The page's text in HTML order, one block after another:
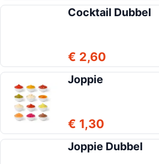
Cocktail Dubbel
€ 2,60
Joppie
€ 1,30
Joppie Dubbel